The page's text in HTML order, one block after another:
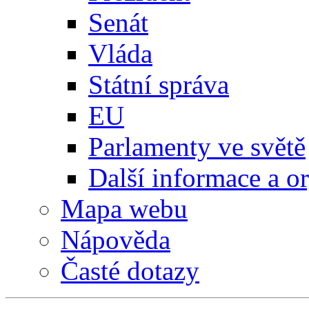
Senát
Vláda
Státní správa
EU
Parlamenty ve světě
Další informace a
Mapa webu
Nápověda
Časté dotazy